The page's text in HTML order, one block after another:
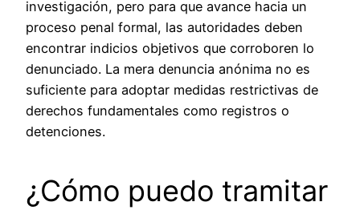
investigación, pero para que avance hacia un
proceso penal formal, las autoridades deben
encontrar indicios objetivos que corroboren lo
denunciado. La mera denuncia anónima no es
suficiente para adoptar medidas restrictivas de
derechos fundamentales como registros o
detenciones.
¿Cómo puedo tramitar